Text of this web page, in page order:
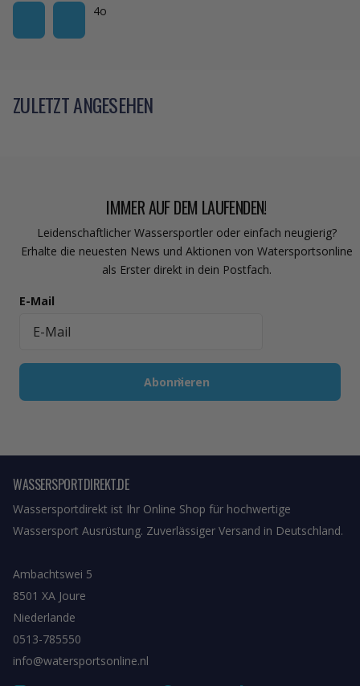
4o
ZULETZT ANGESEHEN
IMMER AUF DEM LAUFENDEN!
Leidenschaftlicher Wassersportler oder einfach neugierig?
Erhalte die neuesten News und Aktionen von Watersportsonline
als Erster direkt in dein Postfach.
E-Mail
Abonnieren
WASSERSPORTDIREKT.DE
Wassersportdirekt ist Ihr Online Shop für hochwertige
Wassersport Ausrüstung. Zuverlässiger Versand in Deutschland.
Ambachtswei 5
8501 XA Joure
Niederlande
0513-785550
info@watersportsonline.nl